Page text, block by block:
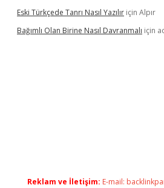
Eski Türkçede Tanrı Nasıl Yazılır için Alpır
Bağımlı Olan Birine Nasıl Davranmalı için
Reklam ve İletişim: E-mail: